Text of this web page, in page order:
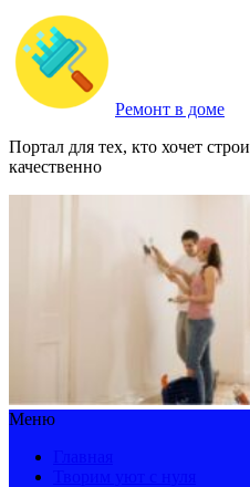
Ремонт в доме
Портал для тех, кто хочет
качественно
Меню